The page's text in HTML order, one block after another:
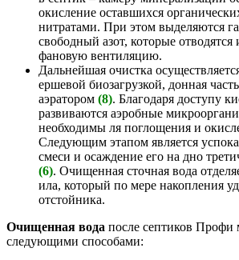
окисление оставшихся
нитратами. При этом выделяются
свободный азот, которые отводятся
фановую вентиляцию.
Дальнейшая очистка
ершевой биозагрузкой, донная
аэратором (8). Благодаря доступу
развиваются аэробные
необходимы ля поглощения и
Следующим этапом является
смеси и осаждение его на дно
(6). Очищенная сточная вода
ила, который по мере накопления
отстойника.
Очищенная вода после септиков Профи
следующими способами: